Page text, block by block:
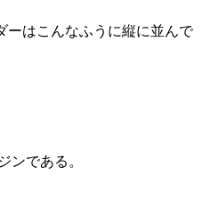
ーはこんなふうに縦に並んで
ンである。